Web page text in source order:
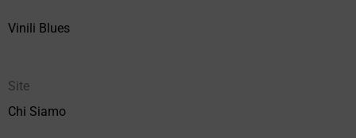
Vinili Blues
Site
Chi Siamo